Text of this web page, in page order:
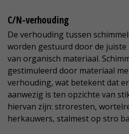
C/N-verhouding
De verhouding tussen
worden gestuurd door de juiste
van organisch materiaal.
gestimuleerd door materiaal
verhouding, wat betekent dat
aanwezig is ten opzichte van
hiervan zijn: stroresten,
herkauwers, stalmest op stro